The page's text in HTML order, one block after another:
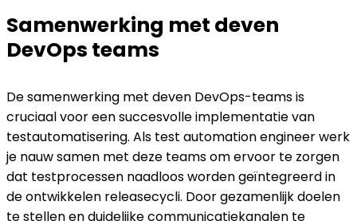
Samenwerking met deven
DevOps teams
De samenwerking met deven DevOps-teams is
cruciaal voor een succesvolle implementatie van
testautomatisering. Als test automation engineer werk
je nauw samen met deze teams om ervoor te zorgen
dat testprocessen naadloos worden geïntegreerd in
de ontwikkelen releasecycli. Door gezamenlijk doelen
te stellen en duidelijke communicatiekanalen te